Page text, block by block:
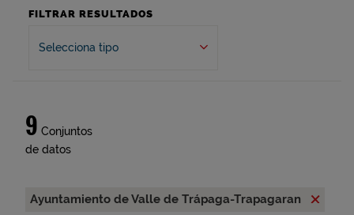
FILTRAR RESULTADOS
Selecciona tipo
9 Conjuntos
de datos
Ayuntamiento de Valle de Trápaga-Trapagaran